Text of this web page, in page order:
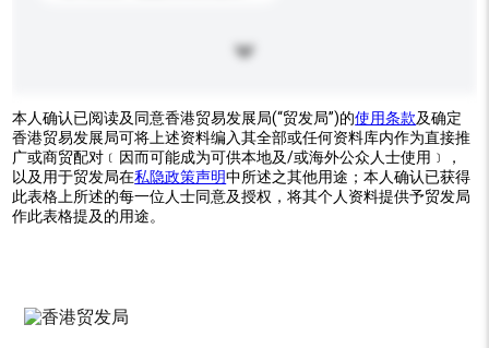
本人确认已阅读及同意香港贸易发展局(“贸发局”)的使用条款及确定
香港贸易发展局可将上述资料编入其全部或任何资料库内作为直接推
广或商贸配对﹝因而可能成为可供本地及/或海外公众人士使用﹞，
以及用于贸发局在私隐政策声明中所述之其他用途；本人确认已获得
此表格上所述的每一位人士同意及授权，将其个人资料提供予贸发局
作此表格提及的用途。